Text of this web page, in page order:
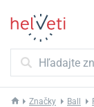
Značky Ball